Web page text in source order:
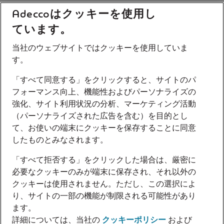
Adeccoはクッキーを使用し
ています。
当社のウェブサイトではクッキーを使用していま
す。
「すべて同意する」をクリックすると、サイトのパ
フォーマンス向上、機能性およびパーソナライズの
強化、サイト利用状況の分析、マーケティング活動
（パーソナライズされた広告を含む）を目的とし
て、お使いの端末にクッキーを保存することに同意
したものとみなされます。
「すべて拒否する」をクリックした場合は、厳密に
必要なクッキーのみが端末に保存され、それ以外の
クッキーは使用されません。ただし、この選択によ
り、サイトの一部の機能が制限される可能性があり
ます。
詳細については、当社の クッキーポリシー および